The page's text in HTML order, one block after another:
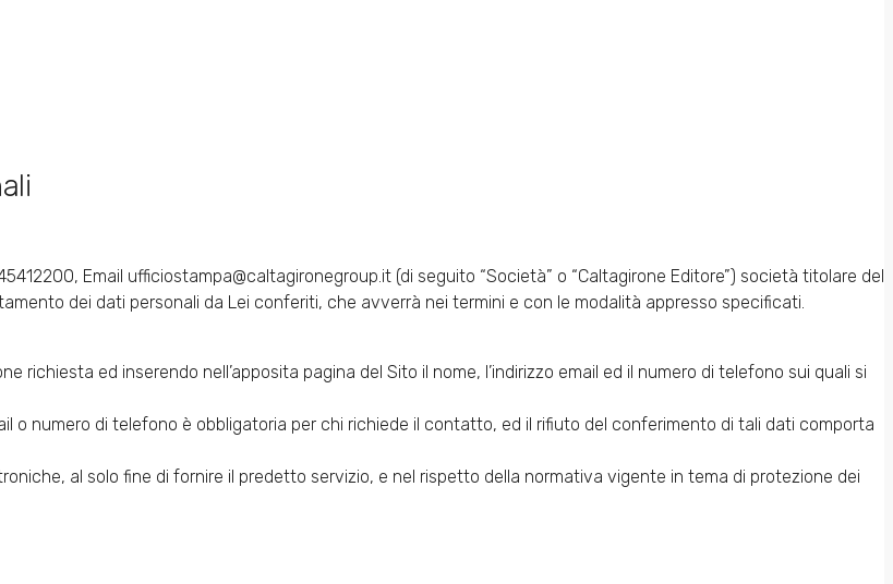
Email ufficiostampa@caltagironegroup.it (di seguito “Società” o “Caltagirone Editore”) società titolare del
dei dati personali da Lei conferiti, che avverrà nei termini e con le modalità appresso specificati.
ed inserendo nell’apposita pagina del Sito il nome, l’indirizzo email ed il numero di telefono sui quali si
o numero di telefono è obbligatoria per chi richiede il contatto, ed il rifiuto del conferimento di tali dati comporta
al solo fine di fornire il predetto servizio, e nel rispetto della normativa vigente in tema di protezione dei